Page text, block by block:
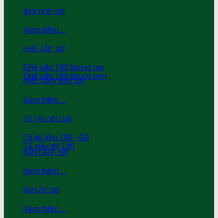
BÀN HỌP 190
Xem thêm ...
GHẾ GẤP 190
Ghế gấp 190 khung mạ
Ghê gấp 190 khung sơn
GHẾ QUẦY BAR 190
Xem thêm ...
TỦ TÀI LIỆU 190
Tủ tài liệu 190 - Gỗ
Tủ siêu thị 190
BÀN CAFE 190
Xem thêm ...
BÀN ĂN 190
Xem thêm ...